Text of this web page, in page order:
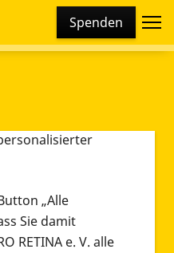
Spenden
Cookies und
Cookies und
„Alle
Sie damit
RETINA e. V. alle